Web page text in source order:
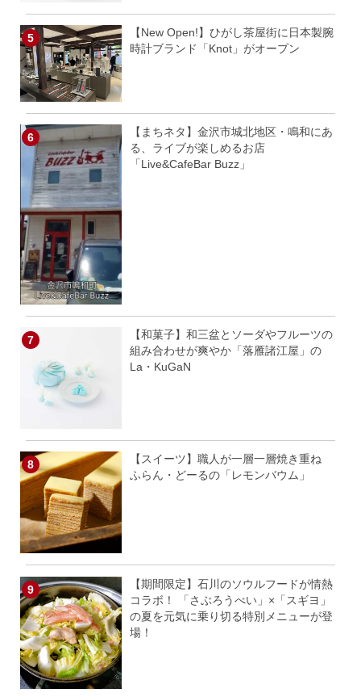
【New Open!】ひがし茶屋街に日本製腕
時計ブランド「Knot」がオープン
【まちネタ】金沢市城北地区・鳴和にあ
る、ライブが楽しめるお店
「Live&CafeBar Buzz」
【和菓子】和三盆とソーダやフルーツの
組み合わせが爽やか「落雁諸江屋」の
La・KuGaN
【スイーツ】職人が一層一層焼き重ね
ふらん・どーるの「レモンバウム」
【期間限定】石川のソウルフードが情熱
コラボ！ 「さぶろうべい」×「スギヨ」
の夏を元気に乗り切る特別メニューが登
場！